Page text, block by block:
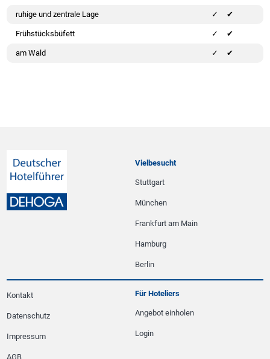
ruhige und zentrale Lage ✔
Frühstücksbüfett ✔
am Wald ✔
Vielbesucht
Stuttgart
München
Frankfurt am Main
Hamburg
Berlin
Kontakt
Datenschutz
Impressum
AGB
Für Hoteliers
Angebot einholen
Login